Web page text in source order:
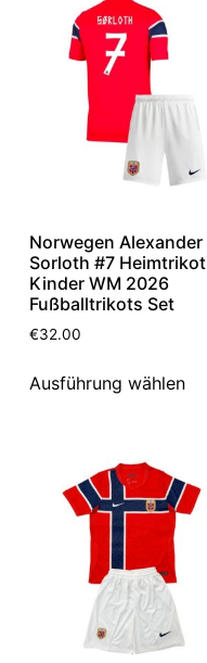
Norwegen Alexander
Sorloth #7 Heimtrikot
Kinder WM 2026
Fußballtrikots Set
€32.00
Ausführung wählen